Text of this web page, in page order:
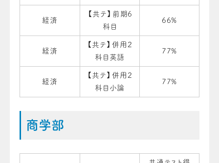
経済
【共テ】前期6
科目
66%
経済
【共テ】併用２
科目英語
77%
経済
【共テ】併用２
科目小論
77%
商学部